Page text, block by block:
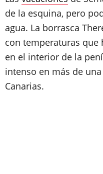
de la esquina, pero
agua. La borrasca
con temperaturas que
en el interior de la
intenso en más de
Canarias.